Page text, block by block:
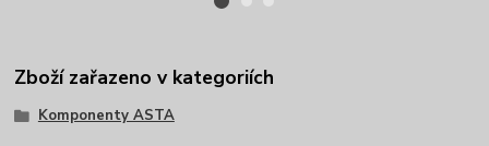
Zboží zařazeno v kategoriích
Komponenty ASTA